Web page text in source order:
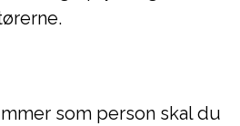
som person skal du